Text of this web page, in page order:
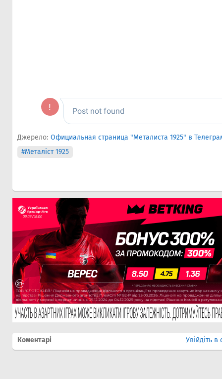
Джерело: Официальная страница "Металиста 1925" в
#Металіст 1925
Коментарі Увійдіть в